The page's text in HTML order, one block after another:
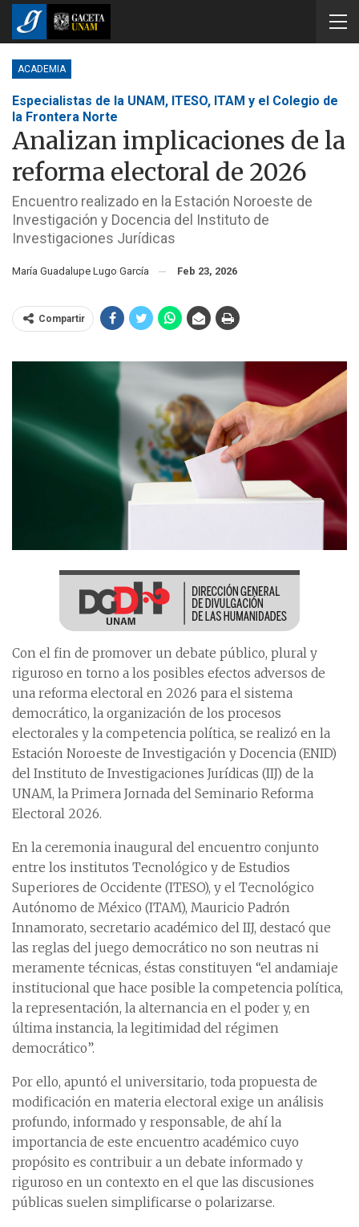
ACADEMIA
Especialistas de la UNAM, ITESO, ITAM y el Colegio de
la Frontera Norte
Analizan implicaciones de la
reforma electoral de 2026
Encuentro realizado en la Estación Noroeste de
Investigación y Docencia del Instituto de
Investigaciones Jurídicas
María Guadalupe Lugo García Feb 23, 2026
Compartir
Con el fin de promover un debate público, plural y
riguroso en torno a los posibles efectos adversos de
una reforma electoral en 2026 para el sistema
democrático, la organización de los procesos
electorales y la competencia política, se realizó en la
Estación Noroeste de Investigación y Docencia (ENID)
del Instituto de Investigaciones Jurídicas (IIJ) de la
UNAM, la Primera Jornada del Seminario Reforma
Electoral 2026.
En la ceremonia inaugural del encuentro conjunto
entre los institutos Tecnológico y de Estudios
Superiores de Occidente (ITESO), y el Tecnológico
Autónomo de México (ITAM), Mauricio Padrón
Innamorato, secretario académico del IIJ, destacó que
las reglas del juego democrático no son neutras ni
meramente técnicas, éstas constituyen “el andamiaje
institucional que hace posible la competencia política,
la representación, la alternancia en el poder y, en
última instancia, la legitimidad del régimen
democrático”.
Por ello, apuntó el universitario, toda propuesta de
modificación en materia electoral exige un análisis
profundo, informado y responsable, de ahí la
importancia de este encuentro académico cuyo
propósito es contribuir a un debate informado y
riguroso en un contexto en el que las discusiones
públicas suelen simplificarse o polarizarse.